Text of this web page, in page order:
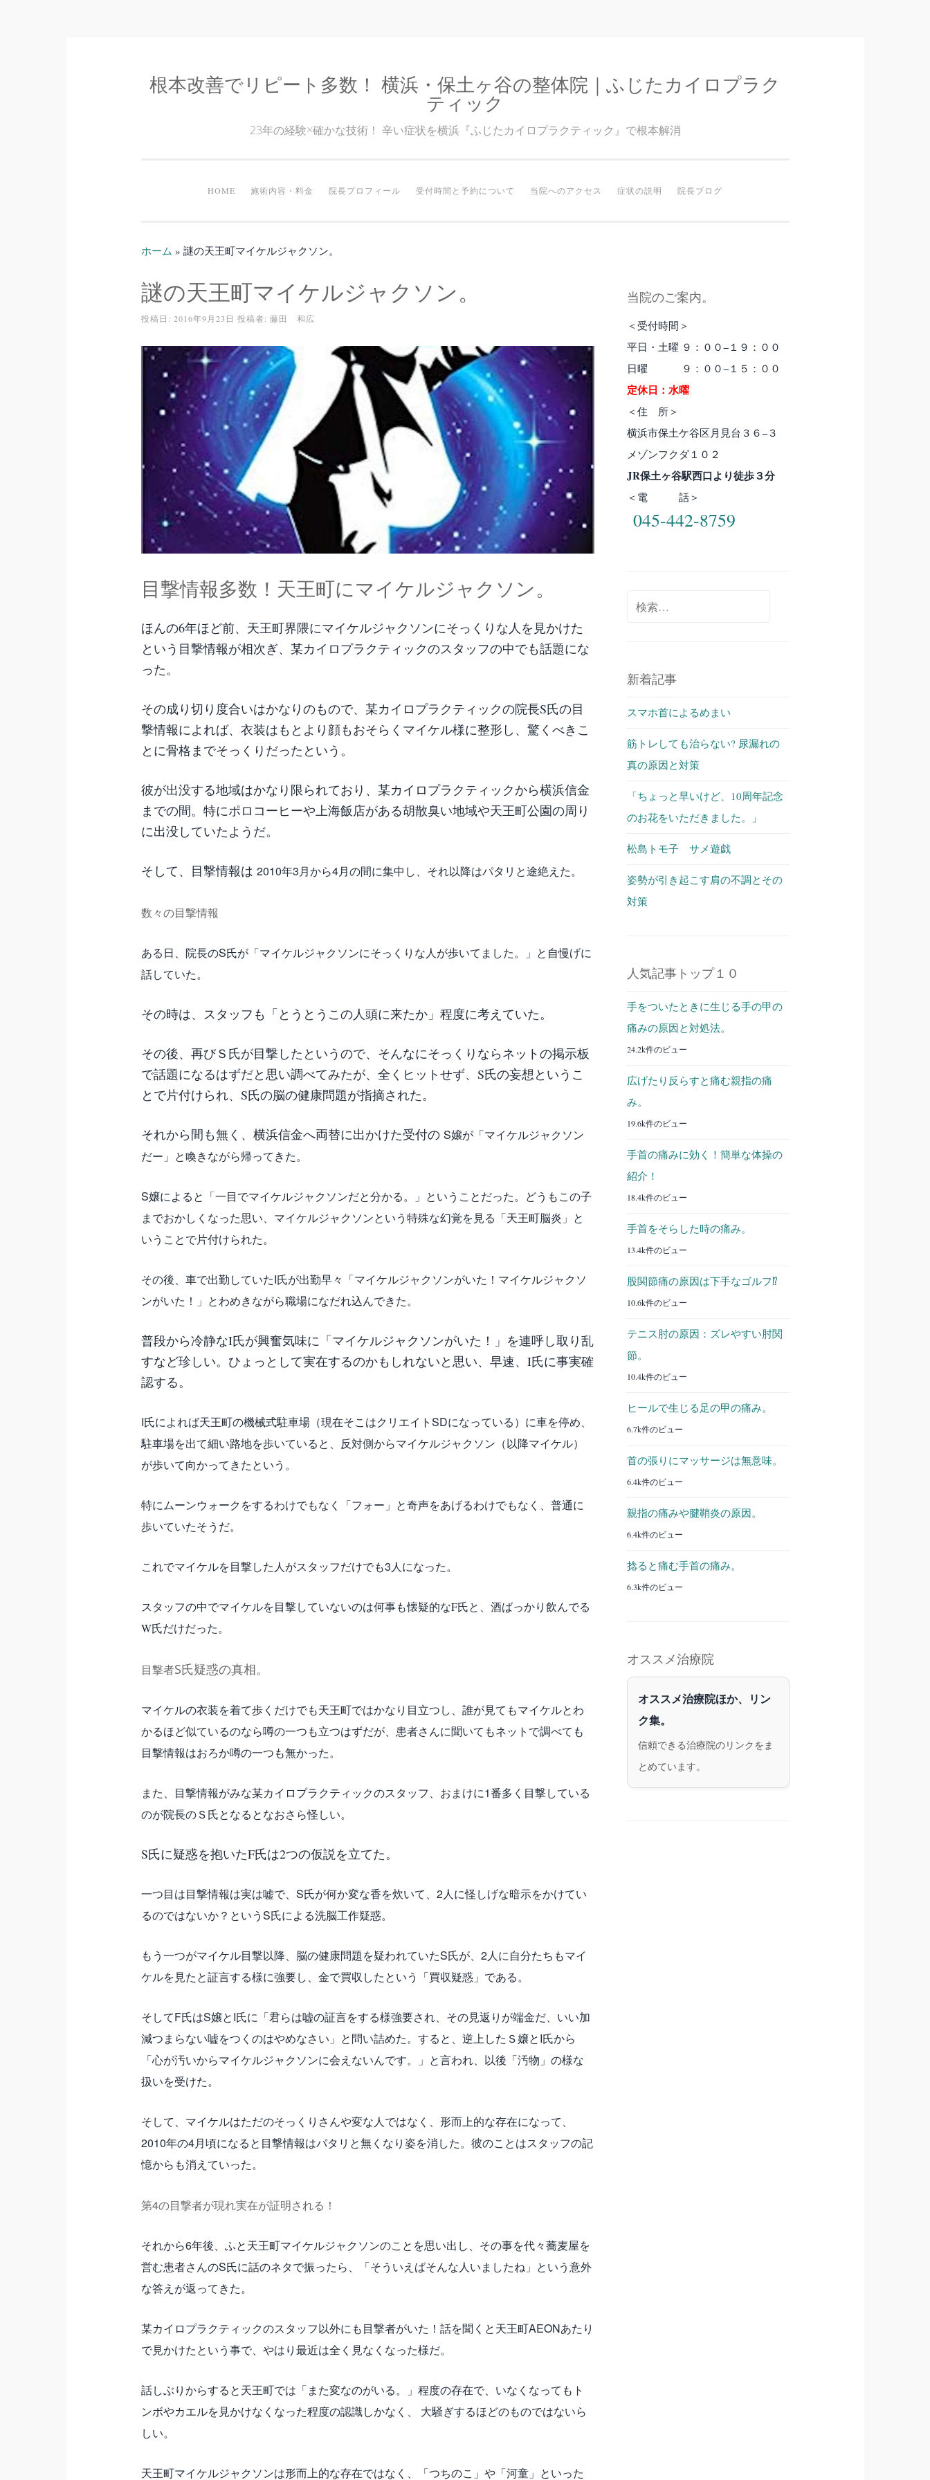
コ
プ
根本改善でリピート多数！ 横浜・保土ヶ谷の整体院｜ふじたカイロプラク
ティック
23年の経験×確かな技術！ 辛い症状を横浜『ふじたカイロプラクティック』で根本解消
HOME 施術内容・料金 院長プロフィール 受付時間と予約について 当院へのアクセス 症状の説明 院長ブログ
ホーム » 謎の天王町マイケルジャクソン。
謎の天王町マイケルジャクソン。
投稿日: 2016年9月23日 投稿者: 藤田 和広
目撃情報多数！天王町にマイケルジャクソン。
ほんの6年ほど前、天王町界隈にマイケルジャクソンにそっくりな人を見かけた
という目撃情報が相次ぎ、某カイロプラクティックのスタッフの中でも話題にな
った。
その成り切り度合いはかなりのもので、某カイロプラクティックの院長S氏の目
撃情報によれば、衣装はもとより顔もおそらくマイケル様に整形し、驚くべきこ
とに骨格までそっくりだったという。
彼が出没する地域はかなり限られており、某カイロプラクティックから横浜信金
までの間。特にポロコーヒーや上海飯店がある胡散臭い地域や天王町公園の周り
に出没していたようだ。
そして、目撃情報は 2010年3月から4月の間に集中し、それ以降はパタリと途絶えた。
数々の目撃情報
ある日、院長のS氏が「マイケルジャクソンにそっくりな人が歩いてました。」と自慢げに
話していた。
その時は、スタッフも「とうとうこの人頭に来たか」程度に考えていた。
その後、再びＳ氏が目撃したというので、そんなにそっくりならネットの掲示板
で話題になるはずだと思い調べてみたが、全くヒットせず、S氏の妄想というこ
とで片付けられ、S氏の脳の健康問題が指摘された。
それから間も無く、横浜信金へ両替に出かけた受付の S嬢が「マイケルジャクソン
だー」と喚きながら帰ってきた。
S嬢によると「一目でマイケルジャクソンだと分かる。」ということだった。どうもこの子
までおかしくなった思い、
マイケルジャクソンという特殊な幻覚を見る「天王町脳炎」と
いうことで片付けられた。
その後、車で出勤していたI氏が出勤早々「マイケルジャクソンがいた！マイケルジャクソ
ンがいた！」とわめきながら職場になだれ込んできた。
普段から冷静なI氏が興奮気味に「マイケルジャクソンがいた！」を連呼し取り乱
すなど珍しい。ひょっとして実在するのかもしれないと思い、早速、I氏に事実確
認する。
I氏によれば天王町の機械式駐車場（現在そこはクリエイトSDになっている）に車を停め、
駐車場を出て細い路地を歩いていると、反対側からマイケルジャクソン（以降マイケル）
が歩いて向かってきたという。
特にムーンウォークをするわけでもなく「フォー」と奇声をあげるわけでもなく、普通に
歩いていたそうだ。
これでマイケルを目撃した人がスタッフだけでも3人になった。
スタッフの中でマイケルを目撃していないのは何事も懐疑的なF氏と、酒ばっかり飲んでる
W氏だけだった。
目撃者S氏疑惑の真相。
マイケルの衣装を着て歩くだけでも天王町ではかなり目立つし、誰が見てもマイケルとわ
かるほど似ているのなら噂の一つも立つはずだが、患者さんに聞いてもネットで調べても
目撃情報はおろか噂の一つも無かった。
また、目撃情報がみな某カイロプラクティックのスタッフ、おまけに1番多く目撃している
のが院長のＳ氏となるとなおさら怪しい。
S氏に疑惑を抱いたF氏は2つの仮説を立てた。
一つ目は目撃情報は実は嘘で、S氏が何か変な香を炊いて、2人に怪しげな暗示をかけてい
るのではないか？というS氏による洗脳工作疑惑。
もう一つがマイケル目撃以降、脳の健康問題を疑われていたS氏が、2人に自分たちもマイ
ケルを見たと証言する様に強要し、金で買収したという「買収疑惑」である。
そしてF氏はS嬢とI氏に「君らは嘘の証言をする様強要され、その見返りが端金だ、いい加
減つまらない嘘をつくのはやめなさい」と問い詰めた。すると、逆上したＳ嬢とI氏から
「心が汚いからマイケルジャクソンに会えないんです。」と言われ、以後「汚物」の様な
扱いを受けた。
そして、マイケルはただのそっくりさんや変な人ではなく、形而上的な存在になって、
2010年の4月頃になると目撃情報はパタリと無くなり姿を消した。彼のことはスタッフの記
憶からも消えていった。
第4の目撃者が現れ実在が証明される！
それから6年後、ふと天王町マイケルジャクソンのことを思い出し、その事を代々蕎麦屋を
営む患者さんのS氏に話のネタで振ったら、「そういえばそんな人いましたね」という意外
な答えが返ってきた。
某カイロプラクティックのスタッフ以外にも目撃者がいた！話を聞くと天王町AEONあたり
で見かけたという事で、やはり最近は全く見なくなった様だ。
話しぶりからすると天王町では「また変なのがいる。」程度の存在で、いなくなってもト
ンボやカエルを見かけなくなった程度の認識しかなく、 大騒ぎするほどのものではないら
しい。
天王町マイケルジャクソンは形而上的な存在ではなく、「つちのこ」や「河童」といった
当院のご案内。
＜受付時間＞
平日・土曜 ９：００−１９：００
日曜 ９：００−１５：００
定休日：水曜
＜住 所＞
横浜市保土ケ谷区月見台３６−３
メゾンフクダ１０２
JR保土ヶ谷駅西口より徒歩３分
＜電 話＞
045-442-8759
新着記事
スマホ首によるめまい
筋トレしても治らない? 尿漏れの
真の原因と対策
「ちょっと早いけど、10周年記念
のお花をいただきました。」
松島トモ子 サメ遊戯
姿勢が引き起こす肩の不調とその
対策
人気記事トップ１０
手をついたときに生じる手の甲の
痛みの原因と対処法。
24.2k件のビュー
広げたり反らすと痛む親指の痛
み。
19.6k件のビュー
手首の痛みに効く！簡単な体操の
紹介！
18.4k件のビュー
手首をそらした時の痛み。
13.4k件のビュー
股関節痛の原因は下手なゴルフ⁉︎
10.6k件のビュー
テニス肘の原因：ズレやすい肘関
節。
10.4k件のビュー
ヒールで生じる足の甲の痛み。
6.7k件のビュー
首の張りにマッサージは無意味。
6.4k件のビュー
親指の痛みや腱鞘炎の原因。
6.4k件のビュー
捻ると痛む手首の痛み。
6.3k件のビュー
オススメ治療院
オススメ治療院ほか、リン
ク集。
信頼できる治療院のリンクをま
とめています。